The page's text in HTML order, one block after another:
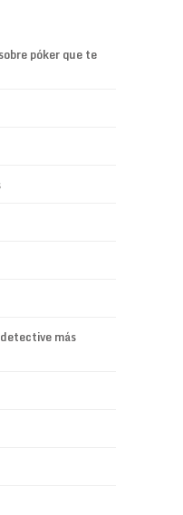
póker que te
más